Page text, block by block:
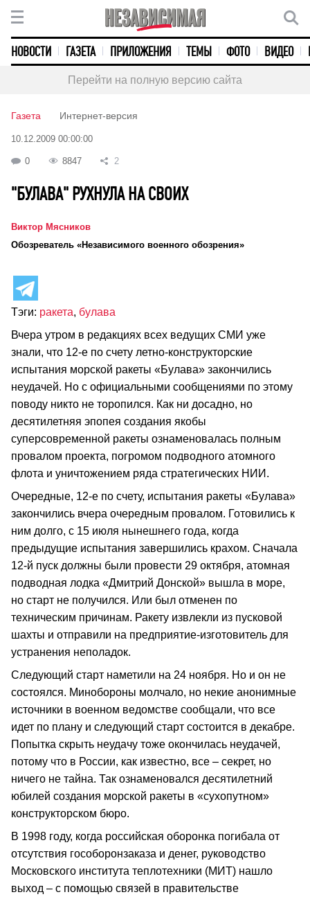
НОВОСТИ ГАЗЕТА ПРИЛОЖЕНИЯ ТЕМЫ ФОТО ВИДЕО
Перейти на полную версию сайта
Газета Интернет-версия
10.12.2009 00:00:00
0 8847 2
"БУЛАВА" РУХНУЛА НА СВОИХ
Виктор Мясников
Обозреватель «Независимого военного обозрения»
Тэги: ракета, булава
Вчера утром в редакциях всех ведущих СМИ уже
знали, что 12-е по счету летно-конструкторские
испытания морской ракеты «Булава» закончились
неудачей. Но с официальными сообщениями по этому
поводу никто не торопился. Как ни досадно, но
десятилетняя эпопея создания якобы
суперсовременной ракеты ознаменовалась полным
провалом проекта, погромом подводного атомного
флота и уничтожением ряда стратегических НИИ.
Очередные, 12-е по счету, испытания ракеты «Булава»
закончились вчера очередным провалом. Готовились к
ним долго, с 15 июля нынешнего года, когда
предыдущие испытания завершились крахом. Сначала
12-й пуск должны были провести 29 октября, атомная
подводная лодка «Дмитрий Донской» вышла в море,
но старт не получился. Или был отменен по
техническим причинам. Ракету извлекли из пусковой
шахты и отправили на предприятие-изготовитель для
устранения неполадок.
Следующий старт наметили на 24 ноября. Но и он не
состоялся. Минобороны молчало, но некие анонимные
источники в военном ведомстве сообщали, что все
идет по плану и следующий старт состоится в декабре.
Попытка скрыть неудачу тоже окончилась неудачей,
потому что в России, как известно, все – секрет, но
ничего не тайна. Так ознаменовался десятилетний
юбилей создания морской ракеты в «сухопутном»
конструкторском бюро.
В 1998 году, когда российская оборонка погибала от
отсутствия гособоронзаказа и денег, руководство
Московского института теплотехники (МИТ) нашло
выход – с помощью связей в правительстве